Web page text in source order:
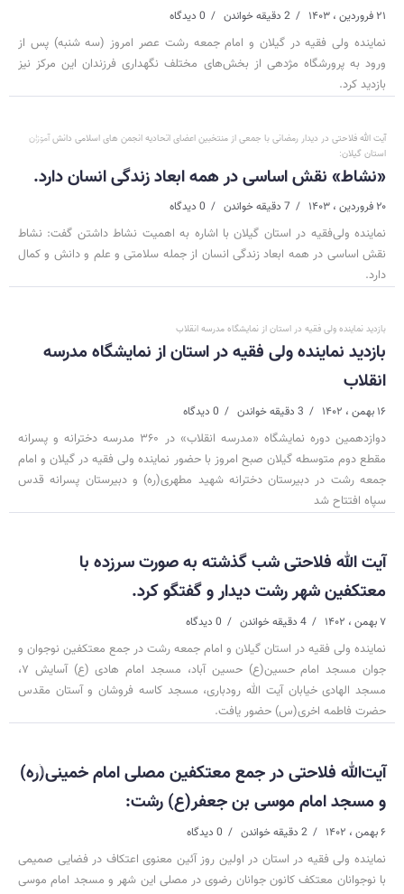
۲۱ فروردین ، ۱۴۰۳ 2 دقیقه خواندن 0 دیدگاه
نماینده ولی فقیه در گیلان و امام جمعه رشت عصر امروز (سه شنبه) پس از
ورود به پرورشگاه مژدهی از بخش‌های مختلف نگهداری فرزندان این مرکز نیز
بازدید کرد.
آیت الله فلاحتی در دیدار رمضانی با جمعی از منتخبین اعضای اتحادیه انجمن های اسلامی دانش آموزان
استان گیلان:
«‌نشاط» نقش اساسی در همه ابعاد زندگی انسان دارد.
۲۰ فروردین ، ۱۴۰۳ 7 دقیقه خواندن 0 دیدگاه
نماینده ولی‌فقیه در استان گیلان با اشاره به اهمیت نشاط داشتن گفت: نشاط
نقش اساسی در همه ابعاد زندگی انسان از جمله سلامتی و علم و دانش و کمال
دارد.
بازدید نماینده ولی فقیه در استان از نمایشگاه مدرسه انقلاب
بازدید نماینده ولی فقیه در استان از نمایشگاه مدرسه
انقلاب
۱۶ بهمن ، ۱۴۰۲ 3 دقیقه خواندن 0 دیدگاه
دوازدهمین دوره نمایشگاه «مدرسه انقلاب» در ۳۶۰ مدرسه دخترانه و پسرانه
مقطع دوم متوسطه گیلان صبح امروز با حضور نماینده ولی فقیه در گیلان و امام
جمعه رشت در دبیرستان دخترانه شهید مطهری(ره) و دبیرستان پسرانه قدس
سپاه افتتاح شد
آیت الله فلاحتی شب گذشته به صورت سرزده با
معتکفین شهر رشت دیدار و گفتگو کرد.
۷ بهمن ، ۱۴۰۲ 4 دقیقه خواندن 0 دیدگاه
نماینده ولی فقیه در استان گیلان و امام جمعه رشت در جمع معتکفین نوجوان و
جوان مسجد امام حسین(ع) حسین آباد، مسجد امام هادی (ع) آسایش ۷،
مسجد الهادی خیابان آیت الله رودباری، مسجد کاسه فروشان و آستان مقدس
حضرت فاطمه اخری(س) حضور یافت.
آیت‌الله فلاحتی در جمع معتکفین مصلی امام خمینی(ره)‌
و مسجد امام موسی بن جعفر(ع) رشت:
۶ بهمن ، ۱۴۰۲ 2 دقیقه خواندن 0 دیدگاه
نماینده ولی فقیه در استان در اولین روز آئین معنوی اعتکاف در فضایی صمیمی
با نوجوانان معتکف کانون جوانان رضوی در مصلی این شهر و مسجد امام موسی